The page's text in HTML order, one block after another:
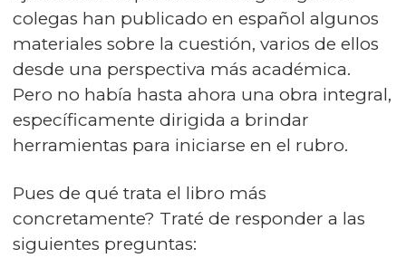
colegas han publicado en español algunos
materiales sobre la cuestión, varios de ellos
desde una perspectiva más académica.
Pero no había hasta ahora una obra integral,
específicamente dirigida a brindar
herramientas para iniciarse en el rubro.
Pues de qué trata el libro más
concretamente? Traté de responder a las
siguientes preguntas: